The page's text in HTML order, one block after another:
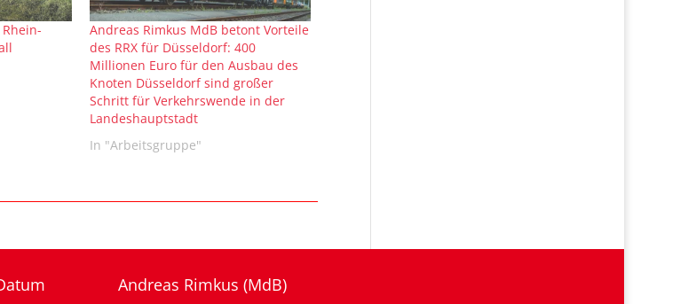
Andreas Rimkus MdB betont Vorteile
des RRX für Düsseldorf: 400
Millionen Euro für den Ausbau des
Knoten Düsseldorf sind großer
Schritt für Verkehrswende in der
Landeshauptstadt
In "Arbeitsgruppe"
Andreas Rimkus (MdB)